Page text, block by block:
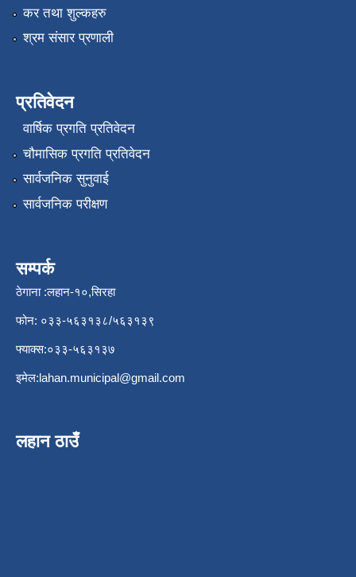
कर तथा शुल्कहरु
श्रम संसार प्रणाली
प्रतिवेदन
वार्षिक प्रगति प्रतिवेदन
चौमासिक प्रगति प्रतिवेदन
सार्वजनिक सुनुवाई
सार्वजनिक परीक्षण
सम्पर्क
ठेगाना :लहान-१०,सिरहा
फोन: ०३३-५६३१३८/५६३१३९
फ्याक्स:०३३-५६३१३७
इमेल:lahan.municipal@gmail.com
लहान ठाउँ